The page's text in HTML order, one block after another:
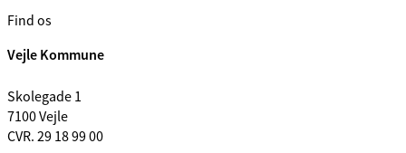
Find os
Vejle Kommune
Skolegade 1
7100 Vejle
CVR. 29 18 99 00